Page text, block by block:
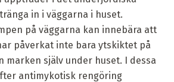
in i väggarna i huset.
på väggarna kan innebära att
påverkat inte bara ytskiktet på
marken själv under huset. I dessa
antimykotisk rengöring